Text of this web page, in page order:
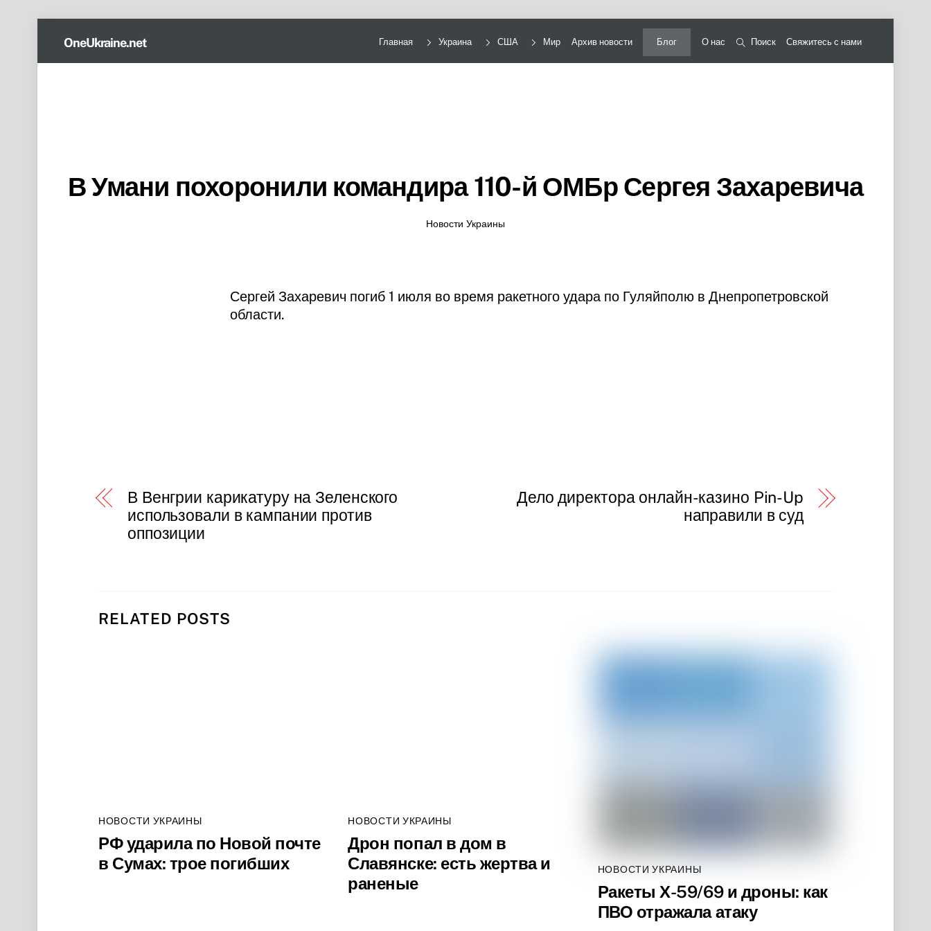
content
OneUkraine.net Главная Украина США Мир Архив новости Блог О нас Поиск Свяжитесь с нами
В Умани похоронили командира 110-й ОМБр Сергея Захаревича
Новости Украины
Сергей Захаревич погиб 1 июля во время ракетного удара по Гуляйполю в Днепропетровской
области.
В Венгрии карикатуру на Зеленского
использовали в кампании против
оппозиции
Дело директора онлайн-казино Pin-Up
направили в суд
RELATED POSTS
НОВОСТИ УКРАИНЫ
РФ ударила по Новой почте
в Сумах: трое погибших
НОВОСТИ УКРАИНЫ
Дрон попал в дом в
Славянске: есть жертва и
раненые
НОВОСТИ УКРАИНЫ
Ракеты Х-59/69 и дроны: как
ПВО отражала атаку